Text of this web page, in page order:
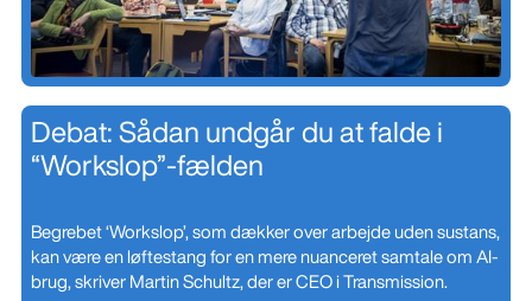
Debat: Sådan undgår du at falde i
“Workslop”-fælden
Begrebet ‘Workslop’, som dækker over arbejde uden sustans,
kan være en løftestang for en mere nuanceret samtale om AI-
brug, skriver Martin Schultz, der er CEO i Transmission.